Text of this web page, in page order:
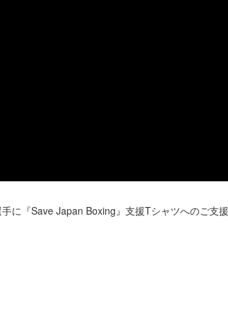
に『Save Japan Boxing』支援Tシャツへのご支